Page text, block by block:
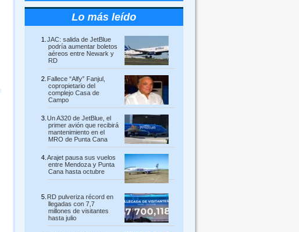
Lo más leído
JAC: salida de JetBlue
podría aumentar boletos
aéreos entre Newark y
RD
Fallece “Alfy” Fanjul,
copropietario del
complejo Casa de
Campo
Un A320 de JetBlue, el
primer avión que recibirá
mantenimiento en el
MRO de Punta Cana
Arajet pausa sus vuelos
entre Mendoza y Punta
Cana hasta octubre
RD pulveriza récord en
llegadas con 7,7
millones de visitantes
hasta julio